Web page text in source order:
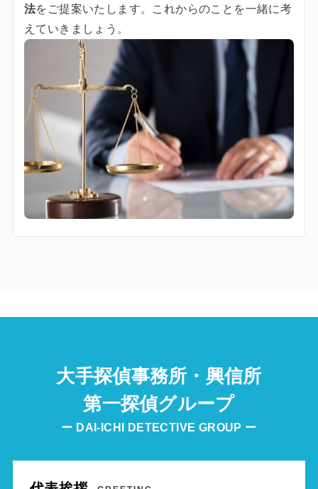
法をご提案いたします。これからのことを一緒に考
えていきましょう。
大手探偵事務所・興信所
第一探偵グループ
ー DAI-ICHI DETECTIVE GROUP ー